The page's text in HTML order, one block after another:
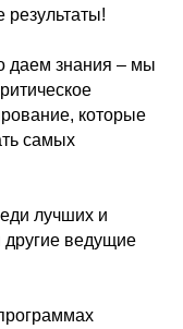
результаты!
даем знания – мы
которые
самых
лучших и
ведущие